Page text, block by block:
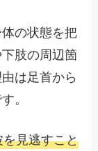
の状態を把
肢の周辺箇
は足首から
。
見逃すこと